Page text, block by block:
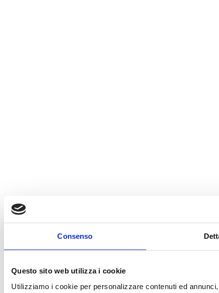
Consenso
Questo sito web utilizza i cookie
Utilizziamo i cookie per personalizzare contenuti ed